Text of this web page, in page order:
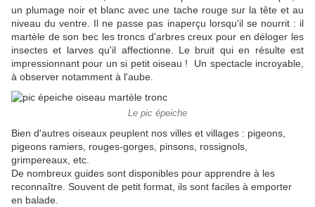
un plumage noir et blanc avec une tache rouge sur la tête et au
niveau du ventre. Il ne passe pas inaperçu lorsqu'il se nourrit : il
martèle de son bec les troncs d'arbres creux pour en déloger les
insectes et larves qu'il affectionne. Le bruit qui en résulte est
impressionnant pour un si petit oiseau ! Un spectacle incroyable,
à observer notamment à l'aube.
Le pic épeiche
Bien d'autres oiseaux peuplent nos villes et villages : pigeons,
pigeons ramiers, rouges-gorges, pinsons, rossignols,
grimpereaux, etc.
De nombreux guides sont disponibles pour apprendre à les
reconnaître. Souvent de petit format, ils sont faciles à emporter
en balade.